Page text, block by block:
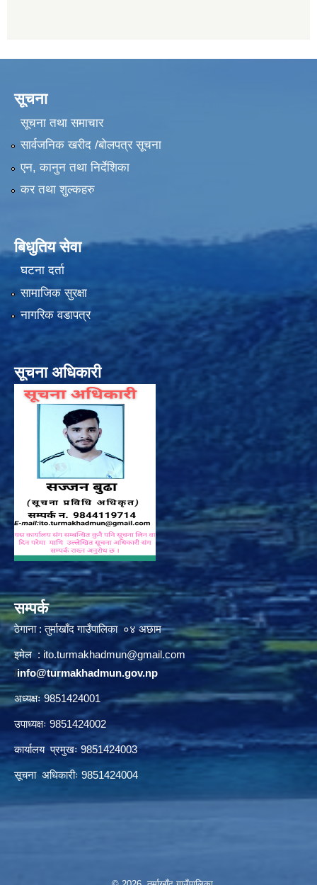
सूचना
सूचना तथा समाचार
सार्वजनिक खरीद /बोलपत्र सूचना
एन, कानुन तथा निर्देशिका
कर तथा शुल्कहरु
बिधुतिय सेवा
घटना दर्ता
सामाजिक सुरक्षा
नागरिक वडापत्र
सूचना अधिकारी
सम्पर्क
ठेगाना : तुर्माखाँद गाउँपालिका ०४ अछाम
इमेल : ito.turmakhadmun@gmail.com
/info@turmakhadmun.gov.np
अध्यक्षः 9851424001
उपाध्यक्षः 9851424002
कार्यालय प्रमुखः 9851424003
सूचना अधिकारीः 9851424004